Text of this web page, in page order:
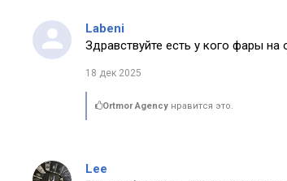
Labeni
Здравствуйте есть у кого фары
18 дек 2025
Ortmor Agency нравится это.
Lee